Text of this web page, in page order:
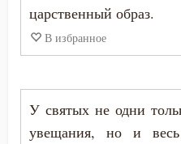
Слава
Славолюбие
Сластолюбие
царственный образ.
В избранное
У святых не одни
увещания, но и